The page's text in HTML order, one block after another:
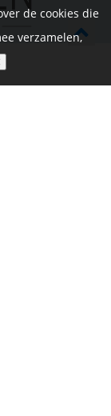
de cookies die
verzamelen,